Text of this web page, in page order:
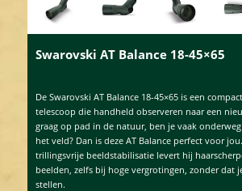
Swarovski AT Balance 18-45×65
De Swarovski AT Balance 18-45×65 is een
telescoop die handheld observeren naar een
graag op pad in de natuur, ben je vaak
het veld? Dan is deze AT Balance perfect voor
trillingsvrije beeldstabilisatie levert hij
beelden, zelfs bij hoge vergrotingen, zonder dat
stellen.